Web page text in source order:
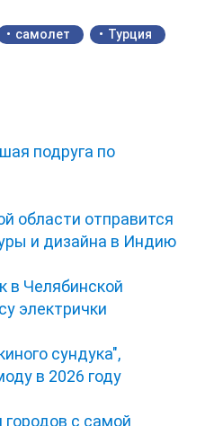
самолет
Турция
подруга по
области отправится
и дизайна в Индию
в Челябинской
электрички
сундука",
в 2026 году
городов с самой